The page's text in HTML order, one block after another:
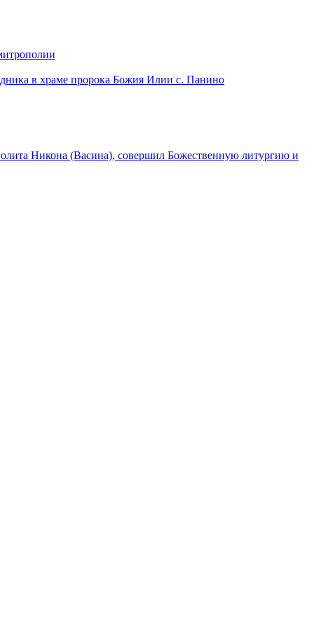
в храме пророка Божия Илии с. Панино
Никона (Васина), совершил Божественную литургию и